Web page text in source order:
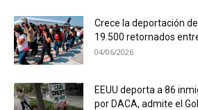
Crece la deportación
19.500 retornados entre
04/06/2026
EEUU deporta a 86
por DACA, admite el